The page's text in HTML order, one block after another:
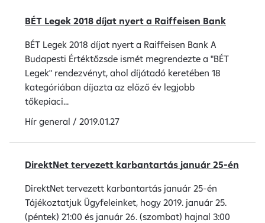
BÉT Legek 2018 díjat nyert a Raiffeisen Bank
BÉT Legek 2018 díjat nyert a Raiffeisen Bank A
Budapesti Értéktőzsde ismét megrendezte a "BÉT
Legek" rendezvényt, ahol díjátadó keretében 18
kategóriában díjazta az előző év legjobb
tőkepiaci...
Hír general / 2019.01.27
DirektNet tervezett karbantartás január 25-én
DirektNet tervezett karbantartás január 25-én
Tájékoztatjuk Ügyfeleinket, hogy 2019. január 25.
(péntek) 21:00 és január 26. (szombat) hajnal 3:00